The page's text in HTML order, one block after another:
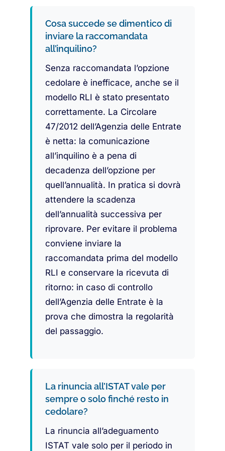
Cosa succede se dimentico di
inviare la raccomandata
all’inquilino?
Senza raccomandata l’opzione
cedolare è inefficace, anche se il
modello RLI è stato presentato
correttamente. La Circolare
47/2012 dell’Agenzia delle Entrate
è netta: la comunicazione
all’inquilino è a pena di
decadenza dell’opzione per
quell’annualità. In pratica si dovrà
attendere la scadenza
dell’annualità successiva per
riprovare. Per evitare il problema
conviene inviare la
raccomandata prima del modello
RLI e conservare la ricevuta di
ritorno: in caso di controllo
dell’Agenzia delle Entrate è la
prova che dimostra la regolarità
del passaggio.
La rinuncia all’ISTAT vale per
sempre o solo finché resto in
cedolare?
La rinuncia all’adeguamento
ISTAT vale solo per il periodo in